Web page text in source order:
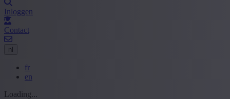
Inloggen
Contact
nl
fr
en
Loading...